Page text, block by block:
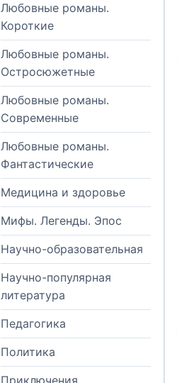
Любовные романы.
Короткие
Любовные романы.
Остросюжетные
Любовные романы.
Современные
Любовные романы.
Фантастические
Медицина и здоровье
Мифы. Легенды. Эпос
Научно-образовательная
Научно-популярная
литература
Педагогика
Политика